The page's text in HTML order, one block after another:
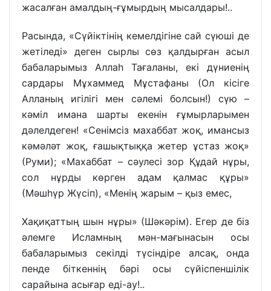
жасалған амалдың-ғұмырдың мысалдары!..
Расында, «Сүйіктінің кемелдігіне сай сүюші де
жетіледі» деген сырлы сөз қалдырған асыл
бабаларымыз Аллаһ Тағаланы, екі дүниенің
сардары Мұхаммед Мұстафаны (Ол кісіге
Алланың игілігі мен сәлемі болсын!) сүю –
кәміл имана шарты екенін ғұмырларымен
дәлелдеген! «Сенімсіз махаббат жоқ, имансыз
кәмәләт жоқ, ғашықтыққа жетер ұстаз жоқ»
(Руми); «Махаббат – сәулесі зор Құдай нұры,
сол нұрды көрген адам қалмас құры»
(Мәшһүр Жүсіп), «Менiң жарым – қыз емес,
Хақиқаттың шын нұры» (Шәкәрім). Егер де біз
әлемге Исламның мән-мағынасын осы
бабаларымыз секілді түсіндіре алсақ, онда
пенде біткеннің бәрі осы сүйіспеншілік
сарайына асығар еді-ау!..